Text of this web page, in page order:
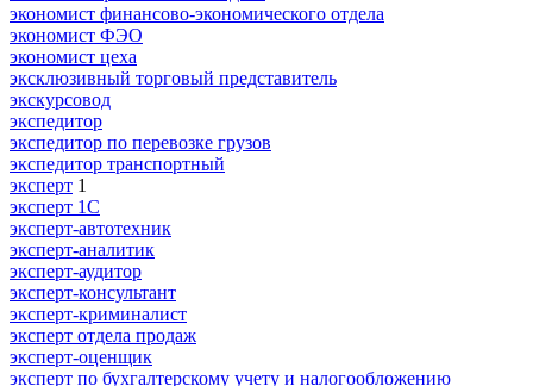
экономист финансово-экономического отдела
экономист ФЭО
экономист цеха
эксклюзивный торговый представитель
экскурсовод
экспедитор
экспедитор по перевозке грузов
экспедитор транспортный
эксперт 1
эксперт 1С
эксперт-автотехник
эксперт-аналитик
эксперт-аудитор
эксперт-консультант
эксперт-криминалист
эксперт отдела продаж
эксперт-оценщик
эксперт по бухгалтерскому учету и налогообложению